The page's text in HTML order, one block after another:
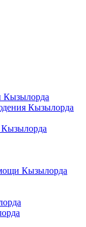
Кызылорда
Кызылорда
Кызылорда
Кызылорда